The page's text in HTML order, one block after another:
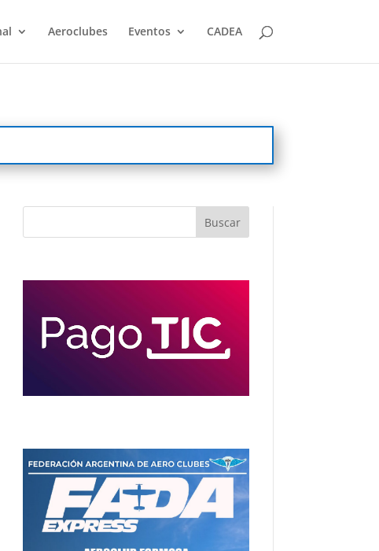
Aeroclubes Eventos CADEA